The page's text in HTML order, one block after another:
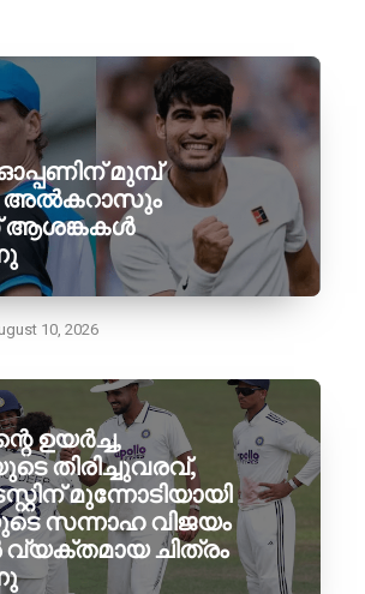
മുമ്പ്
അൽകറാസും
ആശങ്കകൾ
10, 2026
ഉയർച്ച,
തിരിച്ചുവരവ്,
മുന്നോടിയായി
സന്നാഹ വിജയം
ചിത്രം